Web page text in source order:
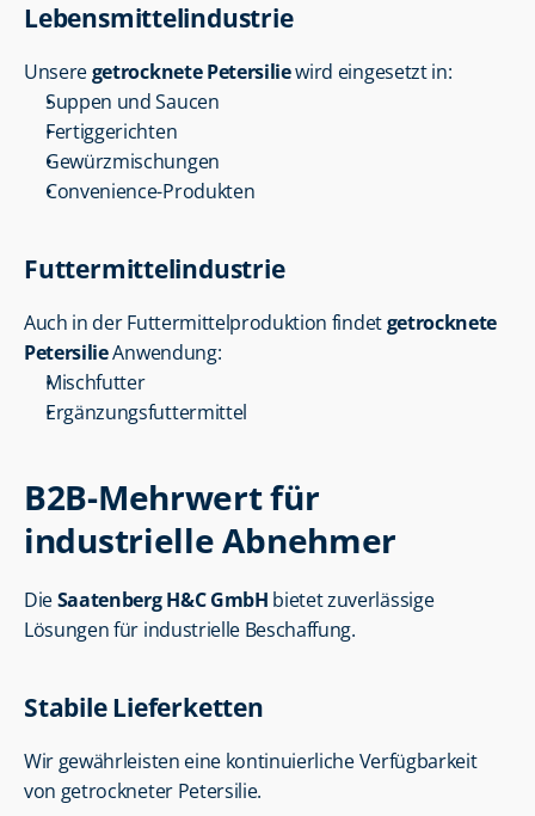
Lebensmittelindustrie
Unsere getrocknete Petersilie wird eingesetzt in:
Suppen und Saucen
Fertiggerichten
Gewürzmischungen
Convenience-Produkten
Futtermittelindustrie
Auch in der Futtermittelproduktion findet getrocknete
Petersilie Anwendung:
Mischfutter
Ergänzungsfuttermittel
B2B-Mehrwert für
industrielle Abnehmer
Die Saatenberg H&C GmbH bietet zuverlässige
Lösungen für industrielle Beschaffung.
Stabile Lieferketten
Wir gewährleisten eine kontinuierliche Verfügbarkeit
von getrockneter Petersilie.